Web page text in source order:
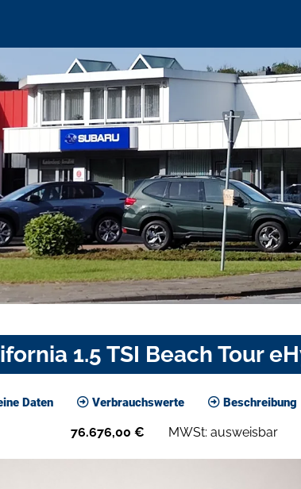
1.5 TSI Beach Tour
Daten Verbrauchswerte Beschreibung
76.676,00 € MWSt: ausweisbar